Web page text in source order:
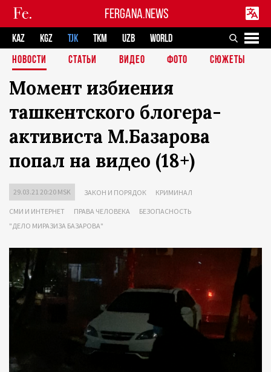
FERGANA.NEWS
KAZ KGZ TJK TKM UZB
WORLD
НОВОСТИ
СТАТЬИ ВИДЕО ФОТО СЮЖЕТЫ
Момент избиения
ташкентского блогера-
активиста М.Базарова
попал на видео (18+)
29.03.21 20:20 MSK ЗАКОН И ПОРЯДОК КРИМИНАЛ
СМИ И ИНТЕРНЕТ ПРАВА ЧЕЛОВЕКА
БЕЗОПАСНОСТЬ
"ДЕЛО МИРАЗИЗА БАЗАРОВА"